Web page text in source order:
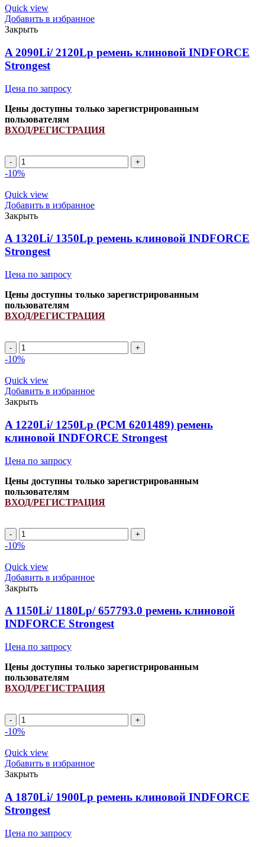
ремень
клиновой
INDFORCE
Strongest
quantity
Quick view
Добавить в избранное
Закрыть
A 2090Li/ 2120Lp ремень клиновой INDFORCE
Strongest
Цена по запросу
Цены доступны только зарегистрированным
пользователям
ВХОД/РЕГИСТРАЦИЯ
A
2090Li/
ремень
клиновой
INDFORCE
Strongest
quantity
-10%
Quick view
Добавить в избранное
Закрыть
A 1320Li/ 1350Lp ремень клиновой INDFORCE
Strongest
Цена по запросу
Цены доступны только зарегистрированным
пользователям
ВХОД/РЕГИСТРАЦИЯ
A
1320Li/
ремень
клиновой
INDFORCE
Strongest
quantity
-10%
Quick view
Добавить в избранное
Закрыть
A 1220Li/ 1250Lp (РСМ 6201489) ремень
клиновой INDFORCE Strongest
Цена по запросу
Цены доступны только зарегистрированным
пользователям
ВХОД/РЕГИСТРАЦИЯ
A
1220Li/
(РСМ
6201489)
ремень
клиновой
INDFORCE
Strongest
quantity
-10%
Quick view
Добавить в избранное
Закрыть
A 1150Li/ 1180Lp/ 657793.0 ремень клиновой
INDFORCE Strongest
Цена по запросу
Цены доступны только зарегистрированным
пользователям
ВХОД/РЕГИСТРАЦИЯ
A
1150Li/
657793.0
ремень
клиновой
INDFORCE
Strongest
quantity
-10%
Quick view
Добавить в избранное
Закрыть
A 1870Li/ 1900Lp ремень клиновой INDFORCE
Strongest
Цена по запросу